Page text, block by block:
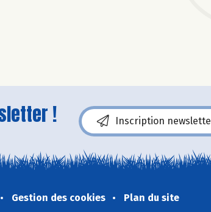
! Inscription
Gestion des cookies Plan du site